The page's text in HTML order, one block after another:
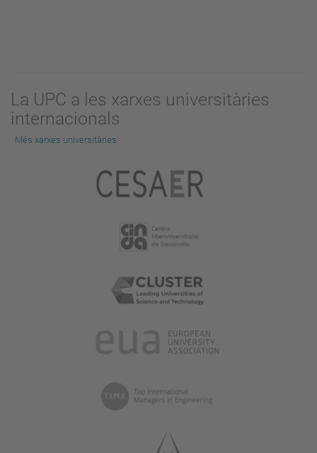
La UPC a les xarxes universitàries
internacionals
Més xarxes universitàries